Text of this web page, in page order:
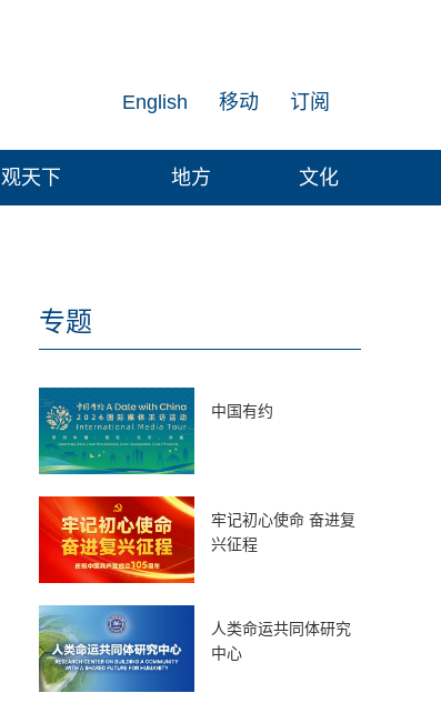
订阅
移动
English
观天下 地方 文化
专题
中国有约
牢记初心使命 奋进复
兴征程
人类命运共同体研究
中心